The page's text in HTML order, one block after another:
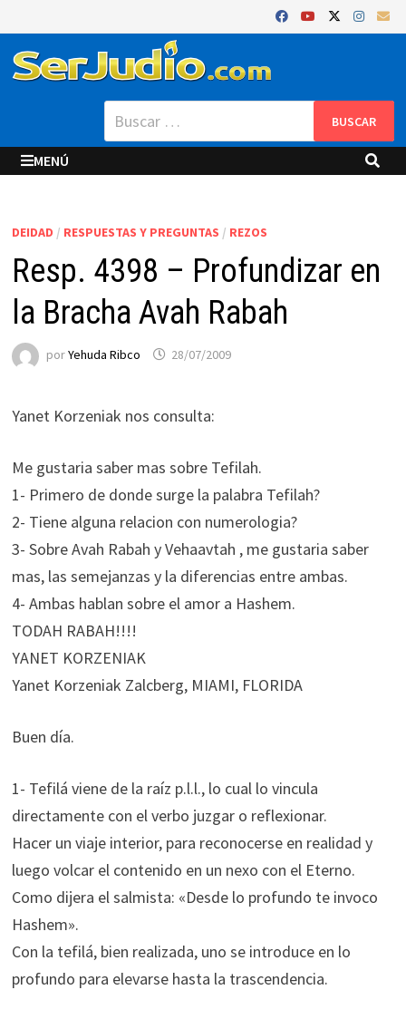
al
contenido
Buscar:
MENÚ
DEIDAD / RESPUESTAS Y PREGUNTAS / REZOS
Resp. 4398 – Profundizar en
la Bracha Avah Rabah
porYehuda Ribco 28/07/2009
Yanet Korzeniak nos consulta:
Me gustaria saber mas sobre Tefilah.
1- Primero de donde surge la palabra Tefilah?
2- Tiene alguna relacion con numerologia?
3- Sobre Avah Rabah y Vehaavtah , me gustaria saber
mas, las semejanzas y la diferencias entre ambas.
4- Ambas hablan sobre el amor a Hashem.
TODAH RABAH!!!!
YANET KORZENIAK
Yanet Korzeniak Zalcberg, MIAMI, FLORIDA
Buen día.
1- Tefilá viene de la raíz p.l.l., lo cual lo vincula
directamente con el verbo juzgar o reflexionar.
Hacer un viaje interior, para reconocerse en realidad y
luego volcar el contenido en un nexo con el Eterno.
Como dijera el salmista: «Desde lo profundo te invoco
Hashem».
Con la tefilá, bien realizada, uno se introduce en lo
profundo para elevarse hasta la trascendencia.